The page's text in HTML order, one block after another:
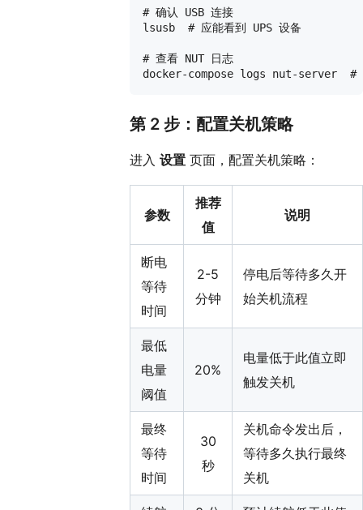
# 确认 USB 连接
lsusb  # 应能看到 UPS 设备
# 查看 NUT 日志
第 2 步：配置关机策略
进入 设置 页面，配置关机策略：
参数
推荐
值
说明
断电
等待
时间
2-5
分钟
停电后等待多久开
始关机流程
最低
电量
阈值
20%
电量低于此值立即
触发关机
最终
等待
时间
30
秒
关机命令发出后，
等待多久执行最终
关机